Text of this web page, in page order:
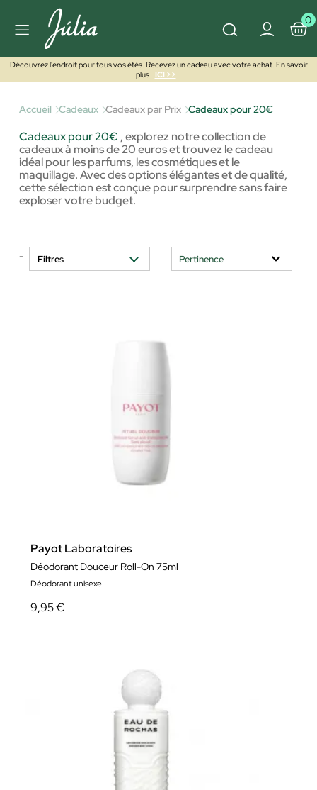
0
Découvrez l'endroit pour tous vos étés. Recevez un cadeau avec votre achat. En savoir
plus
ICI >>
Accueil Cadeaux Cadeaux par Prix Cadeaux pour 20€
Cadeaux pour 20€ ,explorez notre collection de
cadeaux à moins de 20 euros et trouvez le cadeau
idéal pour les parfums, les cosmétiques et le
maquillage. Avec des options élégantes et de qualité,
cette sélection est conçue pour surprendre sans faire
exploser votre budget.
- Filtres
Payot Laboratoires
Déodorant Douceur Roll-On 75ml
Déodorant unisexe
9,95 €